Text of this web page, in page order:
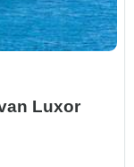
Luxor